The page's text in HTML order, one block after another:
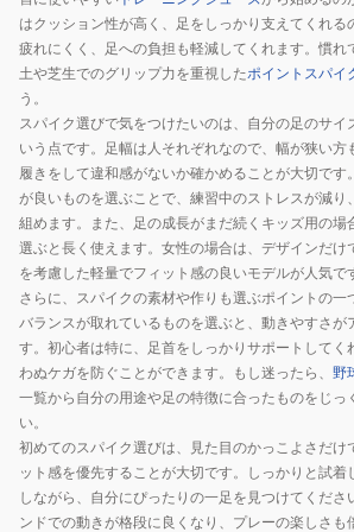
はクッション性が高く、足をしっかり支えてくれる
疲れにくく、足への負担も軽減してくれます。慣れ
土や芝生でのグリップ力を重視したポイントスパイ
う。
スパイク選びで気をつけたいのは、自分の足のサイ
いう点です。足幅は人それぞれなので、幅が狭い方
履きをして違和感がないか確かめることが大切です
が良いものを選ぶことで、練習中のストレスが減り
組めます。また、足の成長がまだ続くキッズ用の場
選ぶと長く使えます。女性の場合は、デザインだけ
を考慮した軽量でフィット感の良いモデルが人気で
さらに、スパイクの素材や作りも選ぶポイントの一
バランスが取れているものを選ぶと、動きやすさが
す。初心者は特に、足首をしっかりサポートしてく
わぬケガを防ぐことができます。もし迷ったら、 野
一覧から自分の用途や足の特徴に合ったものをじっ
い。
初めてのスパイク選びは、見た目のかっこよさだけ
ット感を優先することが大切です。しっかりと試着
しながら、自分にぴったりの一足を見つけてくださ
ンドでの動きが格段に良くなり、プレーの楽しさも